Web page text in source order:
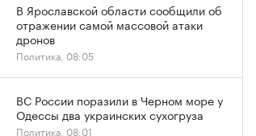
В Ярославской области сообщили об
отражении самой массовой атаки
дронов
Политика, 08:05
ВС России поразили в Черном море у
Одессы два украинских сухогруза
Политика, 08:01